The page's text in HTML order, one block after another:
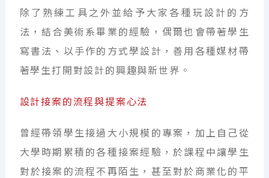
除了熟練工具之外並給予大家各種玩設計的方
法，結合美術系畢業的經驗，偶爾也會帶著學生
寫書法、以手作的方式學設計，善用各種媒材帶
著學生打開對設計的興趣與新世界。
設計接案的流程與提案心法
曾經帶領學生接過大小規模的專案，加上自己從
大學時期累積的各種接案經驗，於課程中讓學生
對於接案的流程不再陌生，甚至對於商業化的平